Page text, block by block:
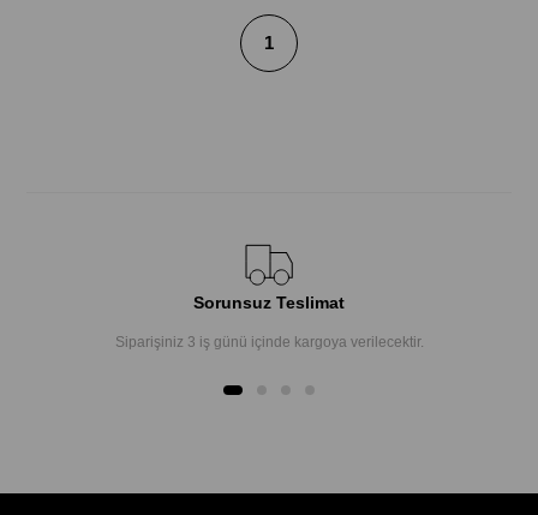
1
Sorunsuz Teslimat
Siparişiniz 3 iş günü içinde kargoya verilecektir.